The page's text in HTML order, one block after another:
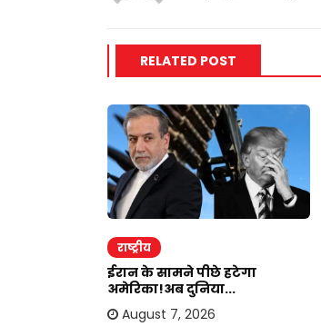
RELATED POST
राष्ट्रीय
ईरान के सामने पीछे हटेगा
अमेरिका!अब दुनिया...
August 7, 2026